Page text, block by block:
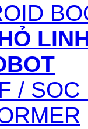
/ SOC